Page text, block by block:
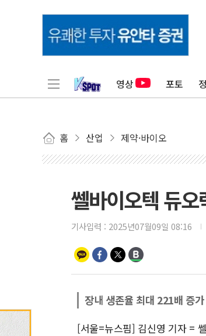
영상 포토
홈 산업 제약·바이오
쎌바이오텍 듀
기사입력 : 2025년07월09일 08:16
장내 생존율 최대 221배 증가
[서울=뉴스핌] 김신영 기자 =